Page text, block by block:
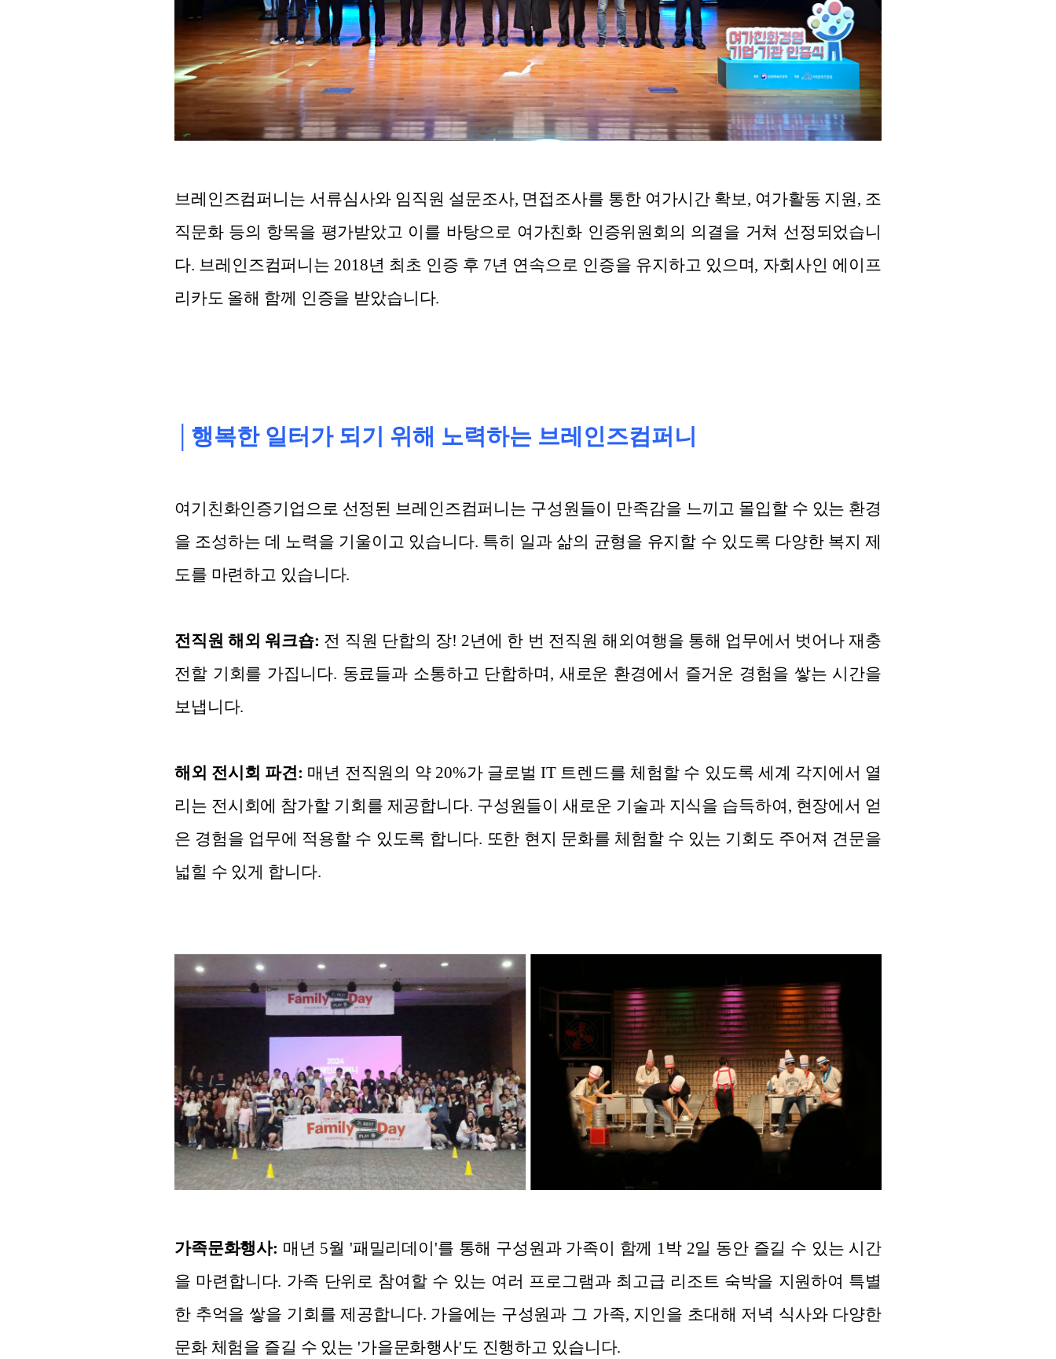
브레인즈컴퍼니는 서류심사와 임직원 설문조사, 면접조사를 통한 여가시간 확보, 여가활동 지원, 조
직문화 등의 항목을 평가받았고 이를 바탕으로 여가친화 인증위원회의 의결을 거쳐 선정되었습니
다. 브레인즈컴퍼니는 2018년 최초 인증 후 7년 연속으로 인증을 유지하고 있으며, 자회사인 에이프
리카도 올해 함께 인증을 받았습니다.
│행복한 일터가 되기 위해 노력하는 브레인즈컴퍼니
여기친화인증기업으로 선정된 브레인즈컴퍼니는 구성원들이 만족감을 느끼고 몰입할 수 있는 환경
을 조성하는 데 노력을 기울이고 있습니다. 특히 일과 삶의 균형을 유지할 수 있도록 다양한 복지 제
도를 마련하고 있습니다.
전직원 해외 워크숍: 전 직원 단합의 장! 2년에 한 번 전직원 해외여행을 통해 업무에서 벗어나 재충
전할 기회를 가집니다. 동료들과 소통하고 단합하며, 새로운 환경에서 즐거운 경험을 쌓는 시간을
보냅니다.
해외 전시회 파견: 매년 전직원의 약 20%가 글로벌 IT 트렌드를 체험할 수 있도록 세계 각지에서 열
리는 전시회에 참가할 기회를 제공합니다. 구성원들이 새로운 기술과 지식을 습득하여, 현장에서 얻
은 경험을 업무에 적용할 수 있도록 합니다. 또한 현지 문화를 체험할 수 있는 기회도 주어져 견문을
넓힐 수 있게 합니다.
가족문화행사: 매년 5월 '패밀리데이'를 통해 구성원과 가족이 함께 1박 2일 동안 즐길 수 있는 시간
을 마련합니다. 가족 단위로 참여할 수 있는 여러 프로그램과 최고급 리조트 숙박을 지원하여 특별
한 추억을 쌓을 기회를 제공합니다. 가을에는 구성원과 그 가족, 지인을 초대해 저녁 식사와 다양한
문화 체험을 즐길 수 있는 '가을문화행사'도 진행하고 있습니다.